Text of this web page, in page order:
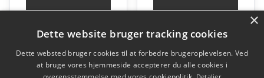
×
Dette website bruger tracking cookies
Dette websted bruger cookies til at forbedre brugeroplevelsen. Ved
at bruge vores hjemmeside accepterer du alle cookies i